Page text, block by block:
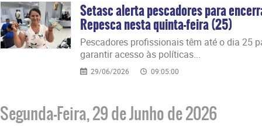
Setasc alerta pescadores para
Repesca nesta quinta-feira (25)
Pescadores profissionais têm até o dia 25
garantir acesso às políticas...
29/06/2026 09:05:00
Segunda-Feira, 29 de Junho de 2026